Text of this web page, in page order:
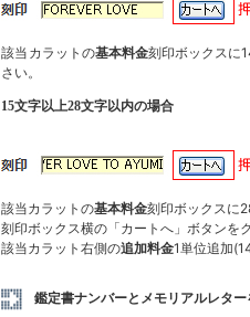
該当カラットの基本料金刻印ボックスに
さい。
15文字以上28文字以内の場合
該当カラットの基本料金刻印ボックスに
刻印ボックス横の「カートへ」ボタンを
該当カラット右側の追加料金1単位追加
鑑定書ナンバーとメモリアルレタ